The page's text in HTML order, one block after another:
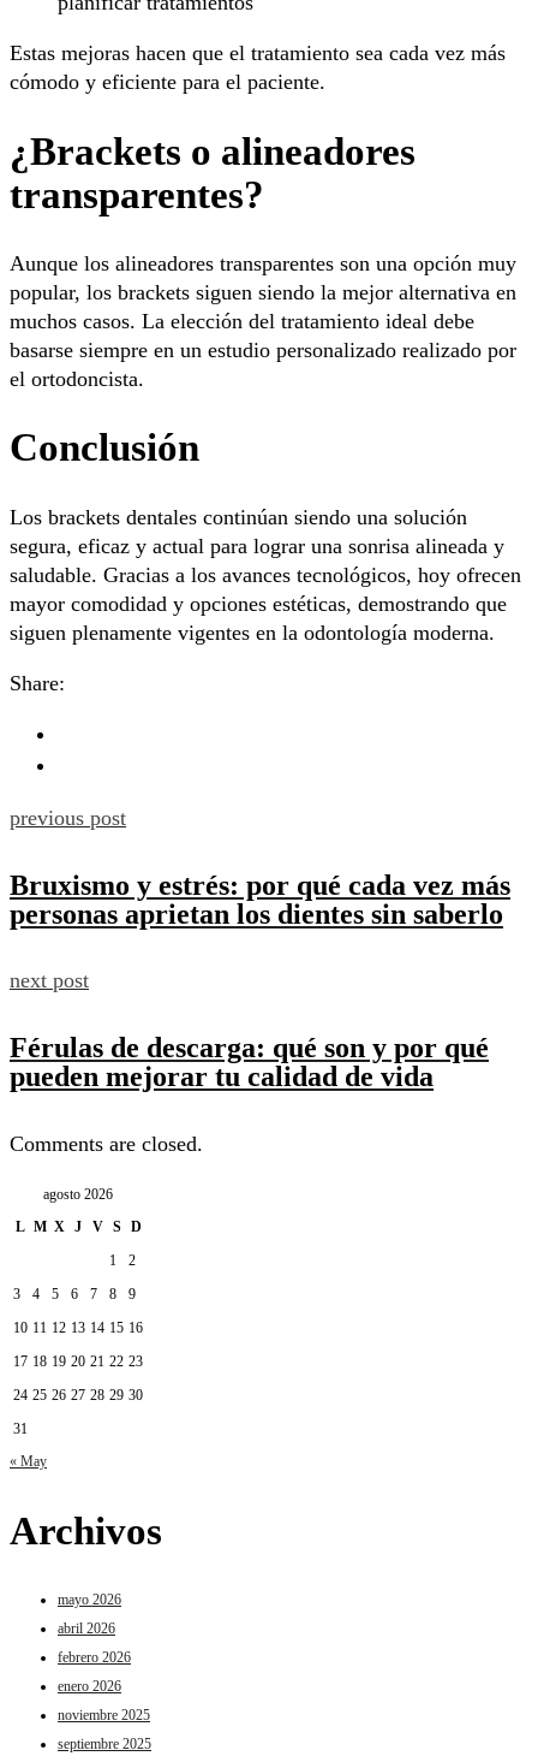
Estas mejoras hacen que el tratamiento sea cada vez más
cómodo y eficiente para el paciente.
¿Brackets o alineadores
transparentes?
Aunque los alineadores transparentes son una opción muy
popular, los brackets siguen siendo la mejor alternativa en
muchos casos. La elección del tratamiento ideal debe
basarse siempre en un estudio personalizado realizado por
el ortodoncista.
Conclusión
Los brackets dentales continúan siendo una solución
segura, eficaz y actual para lograr una sonrisa alineada y
saludable. Gracias a los avances tecnológicos, hoy ofrecen
mayor comodidad y opciones estéticas, demostrando que
siguen plenamente vigentes en la odontología moderna.
Share:
previous post
Bruxismo y estrés: por qué cada vez más
personas aprietan los dientes sin saberlo
next post
Férulas de descarga: qué son y por qué
pueden mejorar tu calidad de vida
Comments are closed.
agosto 2026
L M X J V S
D
1
2
3
4 5 6 7 8
9
10 11 12 13 14 15 16
17 18 19 20 21 22 23
24 25 26 27 28 29 30
31
« May
Archivos
mayo 2026
abril 2026
febrero 2026
enero 2026
noviembre 2025
septiembre 2025